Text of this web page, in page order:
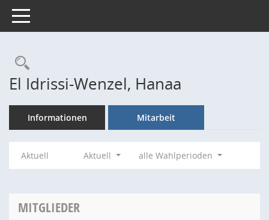
Toggle navigation
Rechercheauswahl
El Idrissi-Wenzel, Hanaa
Informationen Mitarbeit
Aktuell Aktuell alle Wahlperioden
MITGLIEDER